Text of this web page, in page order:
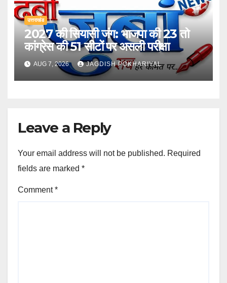
उत्तराखंड
2027 की सियासी जंग: भाजपा की 23 तो
कांग्रेस की 51 सीटों पर असली परीक्षा
AUG 7, 2026 JAGDISH POKHARIYAL
Leave a Reply
Your email address will not be published. Required
fields are marked *
Comment*